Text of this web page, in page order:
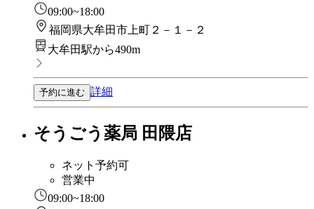
09:00~18:00
福岡県大牟田市上町２－１－２
大牟田駅から490m
予約に進む 詳細
そうごう薬局 田隈店
ネット予約可
営業中
09:00~18:00